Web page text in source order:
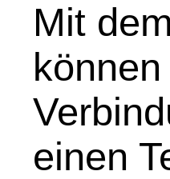
Mit
einen